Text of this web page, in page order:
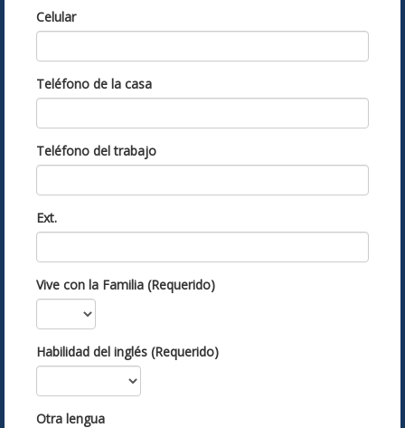
Celular
Teléfono de la casa
Teléfono del trabajo
Ext.
Vive con la Familia (Requerido)
Habilidad del inglés (Requerido)
Otra lengua